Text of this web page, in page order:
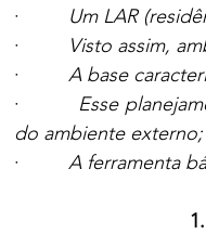
· Um LAR
·
Visto assim,
· A base
· Esse
do ambiente externo;
· A ferramenta